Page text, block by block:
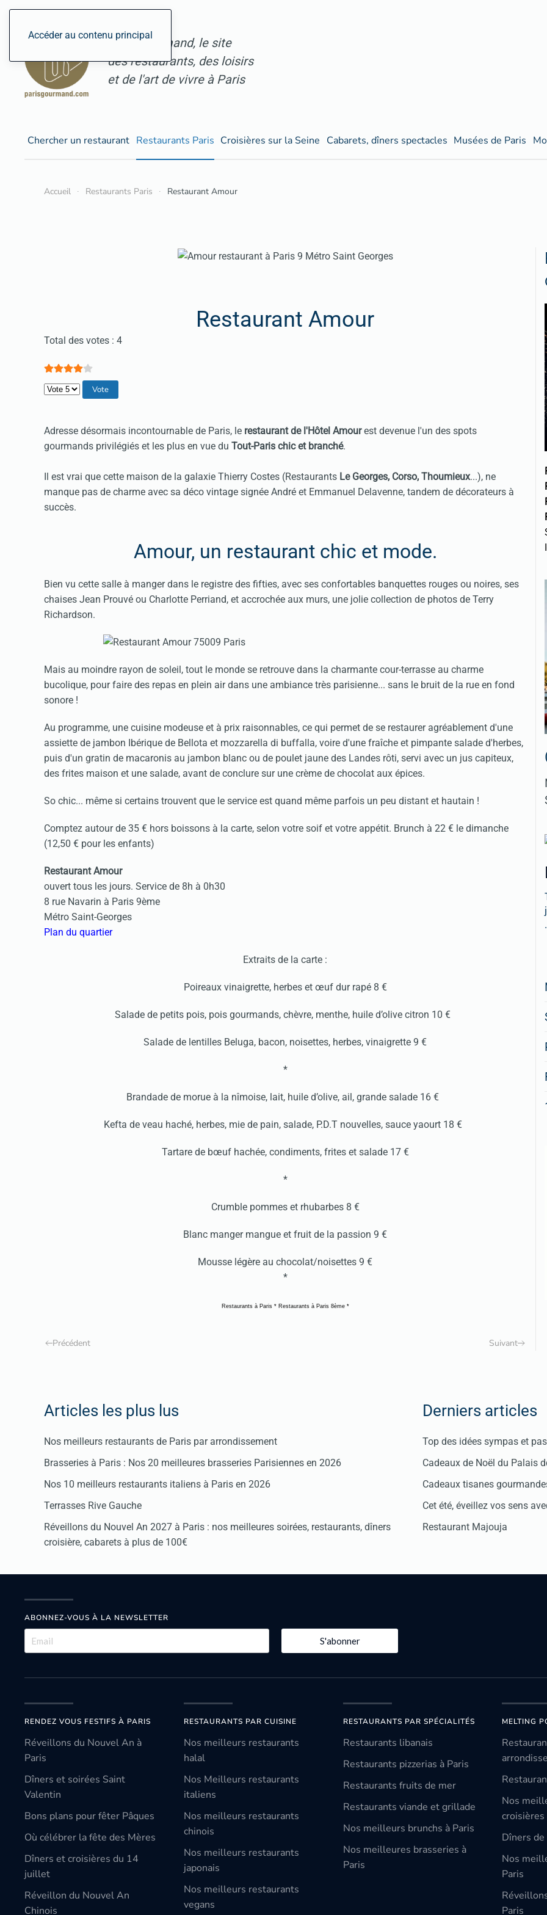
Accéder au contenu principal
ParisGourmand, le site
des restaurants, des loisirs
et de l'art de vivre à Paris
Chercher un restaurant Restaurants Paris Croisières sur la Seine Cabarets, dîners spectacles Musées de Paris
Accueil Restaurants Paris Restaurant Amour
Restaurant Amour
Vote utilisateur:4/
Total des votes : 4
Veuillez voter
Adresse désormais incontournable de Paris, le restaurantde l'Hôtel Amourest devenue l'un des spots
gourmands privilégiés et les plus en vue du Tout-Paris chic et branché.
Il est vrai que cette maison de la galaxie Thierry Costes (Restaurants Le Georges, Corso, Thoumieux...), ne
manque pas de charme avec sa déco vintage signée André et Emmanuel Delavenne, tandem de décorateurs à
succès.
Amour, un restaurant chic et mode.
Bien vu cette salle à manger dans le registre des fifties, avec ses confortables banquettes rouges ou noires, ses
chaises Jean Prouvé ou Charlotte Perriand, et accrochée aux murs, une jolie collection de photos de Terry
Richardson.
Mais au moindre rayon de soleil, tout le monde se retrouve dans la charmante cour-terrasse au charme
bucolique, pour faire des repas en plein air dans une ambiance très parisienne... sans le bruit de la rue en fond
sonore !
Au programme, une cuisine modeuse et à prix raisonnables, ce qui permet de se restaurer agréablement d'une
assiette de jambon Ibérique de Bellota et mozzarella di buffalla, voire d'une fraîche et pimpante salade d'herbes,
puis d'un gratin de macaronis au jambon blanc ou de poulet jaune des Landes rôti, servi avec un jus capiteux,
des frites maison et une salade, avant de conclure sur une crème de chocolat aux épices.
So chic... même si certains trouvent que le service est quand même parfois un peu distant et hautain !
Comptez autour de 35 € hors boissons à la carte, selon votre soif et votre appétit. Brunch à 22 € le dimanche
(12,50 € pour les enfants)
Restaurant Amour
ouvert tous les jours. Service de 8h à 0h30
8 rue Navarin à Paris 9ème
Métro Saint-Georges
Plan du quartier
Extraits de la carte :
Poireaux vinaigrette, herbes et œuf dur rapé 8 €
Salade de petits pois, pois gourmands, chèvre, menthe, huile d’olive citron 10 €
Salade de lentilles Beluga, bacon, noisettes, herbes, vinaigrette 9 €
*
Brandade de morue à la nîmoise, lait, huile d’olive, ail, grande salade 16 €
Kefta de veau haché, herbes, mie de pain, salade, P.D.T nouvelles, sauce yaourt 18 €
Tartare de bœuf hachée, condiments, frites et salade 17 €
*
Crumble pommes et rhubarbes 8 €
Blanc manger mangue et fruit de la passion 9 €
Mousse légère au chocolat/noisettes 9 €
*
Restaurants à Paris* Restaurants à Paris 8ème*
Précédent Suivant
Articles les plus lus
Nos meilleurs restaurants de Paris par arrondissement
Brasseries à Paris : Nos 20 meilleures brasseries Parisiennes en 2026
Nos 10 meilleurs restaurants italiens à Paris en 2026
Terrasses Rive Gauche
Réveillons du Nouvel An 2027 à Paris : nos meilleures soirées, restaurants, dîners
croisière, cabarets à plus de 100€
Derniers articles
Top des idées sympas et
Cadeaux de Noël du Palais
Cadeaux tisanes
Cet été, éveillez vos sens
Restaurant Majouja
ABONNEZ-VOUS À LA NEWSLETTER
S'abonner
RENDEZ VOUS FESTIFS À PARIS
Réveillons du Nouvel An à
Paris
Dîners et soirées Saint
Valentin
Bons plans pour fêter Pâques
Où célébrer la fête des Mères
Dîners et croisières du 14
juillet
Réveillon du Nouvel An
Chinois
RESTAURANTS PAR CUISINE
Nos meilleurs restaurants
halal
Nos Meilleurs restaurants
italiens
Nos meilleurs restaurants
chinois
Nos meilleurs restaurants
japonais
Nos meilleurs restaurants
vegans
RESTAURANTS PAR SPÉCIALITÉS
Restaurants libanais
Restaurants pizzerias à Paris
Restaurants fruits de mer
Restaurants viande et grillade
Nos meilleurs brunchs à Paris
Nos meilleures brasseries à
Paris
MELTING
Nos
croisières
Dîners
Nos
Paris
Paris